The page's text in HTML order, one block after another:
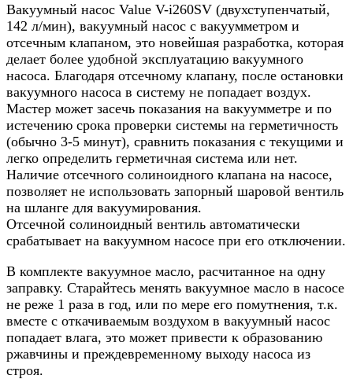
Вакуумный насос Value V-i260SV (двухступенчатый,
142 л/мин), вакуумный насос с вакуумметром и
отсечным клапаном, это новейшая разработка, которая
делает более удобной эксплуатацию вакуумного
насоса. Благодаря отсечному клапану, после остановки
вакуумного насоса в систему не попадает воздух.
Мастер может засечь показания на вакуумметре и по
истечению срока проверки системы на герметичность
(обычно 3-5 минут), сравнить показания с текущими и
легко определить герметичная система или нет.
Наличие отсечного солиноидного клапана на насосе,
позволяет не использовать запорный шаровой вентиль
на шланге для вакуумирования.
Отсечной солиноидный вентиль автоматически
срабатывает на вакуумном насосе при его отключении.
В комплекте вакуумное масло, расчитанное на одну
заправку. Старайтесь менять вакуумное масло в насосе
не реже 1 раза в год, или по мере его помутнения, т.к.
вместе с откачиваемым воздухом в вакуумный насос
попадает влага, это может привести к образованию
ржавчины и преждевременному выходу насоса из
строя.